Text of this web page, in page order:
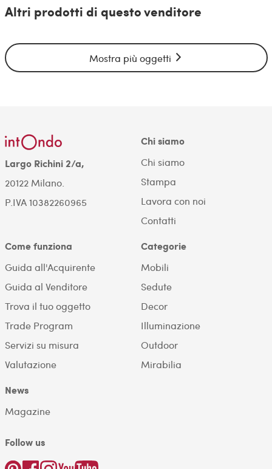
Altri prodotti di questo venditore
Mostra più oggetti
Largo Richini 2/a,
20122 Milano.
P.IVA 10382260965
Chi siamo
Chi siamo
Stampa
Lavora con noi
Contatti
Come funziona
Guida all'Acquirente
Guida al Venditore
Trova il tuo oggetto
Trade Program
Servizi su misura
Valutazione
Categorie
Mobili
Sedute
Decor
Illuminazione
Outdoor
Mirabilia
News
Magazine
Follow us